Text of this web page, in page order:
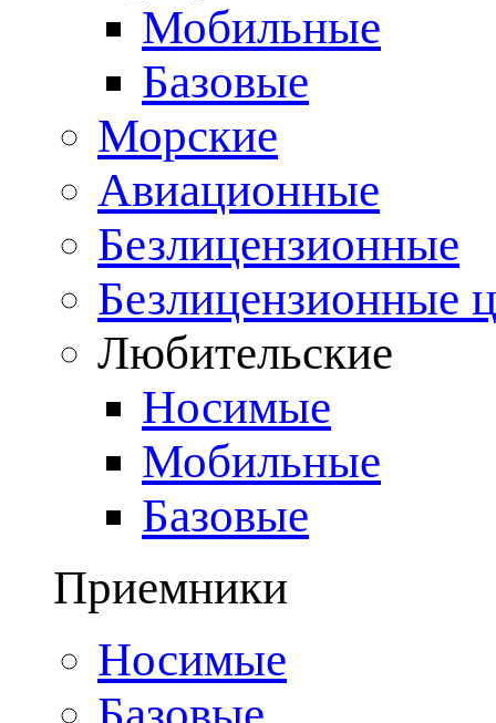
Мобильные
Базовые
Морские
Авиационные
Безлицензионные
Безлицензионные
Любительские
Носимые
Мобильные
Базовые
Приемники
Носимые